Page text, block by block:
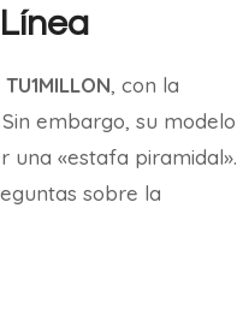
TU1MILLON, con la
embargo, su modelo
una «estafa piramidal».
sobre la